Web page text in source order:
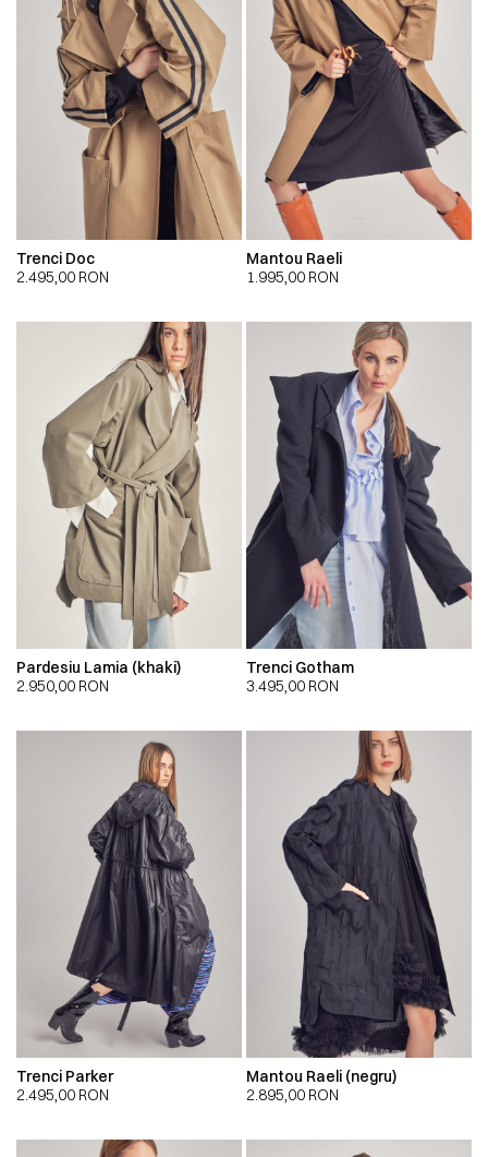
Trenci Doc
2.495,00 RON
Mantou Raeli
1.995,00 RON
Pardesiu Lamia (khaki)
2.950,00 RON
Trenci Gotham
3.495,00 RON
Trenci Parker
2.495,00 RON
Mantou Raeli (negru)
2.895,00 RON